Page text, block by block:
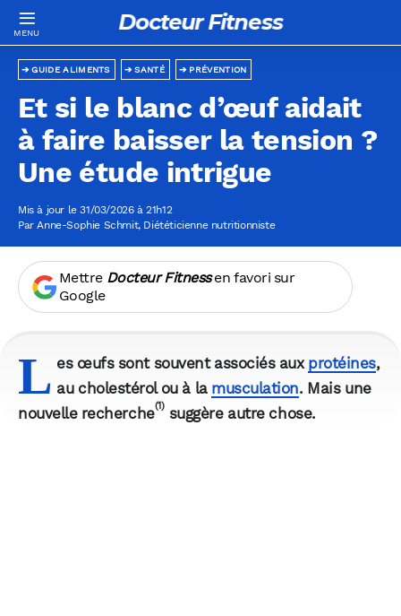
Docteur Fitness
PRÉVENTION
GUIDE ALIMENTS SANTÉ
Et si le blanc d’œuf aidait
à faire baisser la tension ?
Une étude intrigue
Mis à jour le 31/03/2026 à 21h12
ParAnne-Sophie Schmit, Diététicienne nutritionniste
Mettre Docteur Fitnessen favori sur
Google
L es œufs sont souvent associés aux protéines,
au cholestérol ou à la musculation. Mais une
nouvelle recherche(1) suggère autre chose.